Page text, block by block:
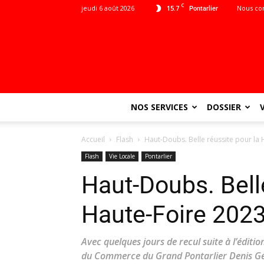
15.7 C Pontarlier
jeudi 6 août 2026 Nous
NOS SERVICES DOSSIER
Accueil Flash Haut-Doubs. Belle réussite pour la
Flash Vie Locale Pontarlier
Haut-Doubs.
Haute-Foire
Avec quelques jours de recul suite à
du Commerce du Grand Pontarlier Denis